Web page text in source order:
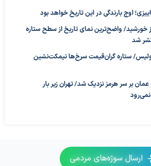
اوج بارندگی در این تاریخ خواهد بود
خورشید/ واضح‌ترین نمای تاریخ از سطح ستاره
شد
ستاره گران‌قیمت سرخ‌ها نیمکت‌نشین
عمان بر سر هرمز نزدیک شد/ تهران زیر بار
ارسال سوژه‌های مردمی